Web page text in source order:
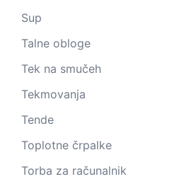
Sup
Talne obloge
Tek na smučeh
Tekmovanja
Tende
Toplotne črpalke
Torba za računalnik